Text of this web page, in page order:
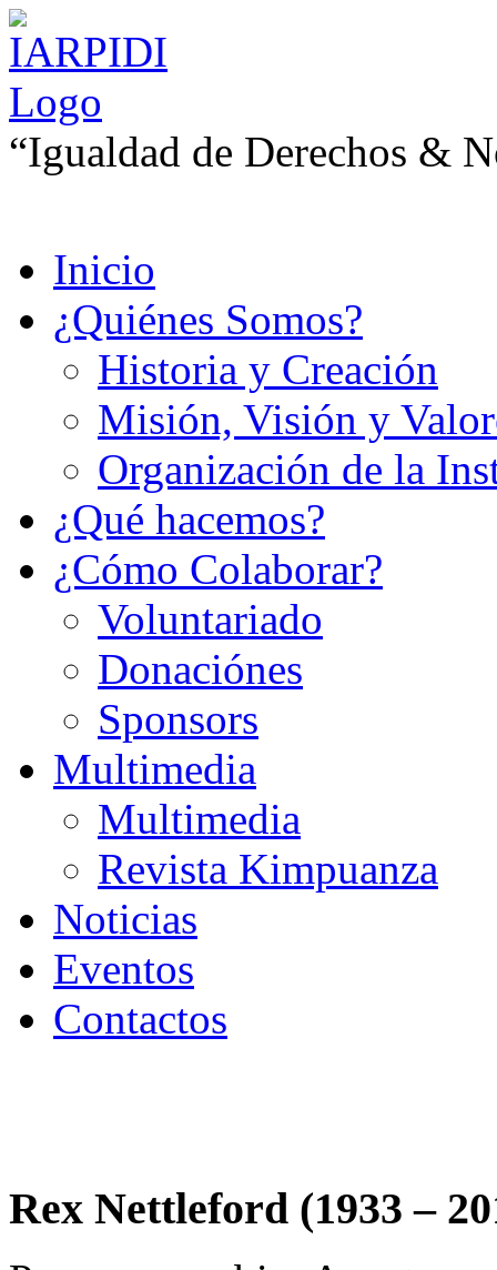
“Igualdad de Derechos &
Inicio
¿Quiénes Somos?
Historia y Creación
Misión, Visión y
Organización de la
¿Qué hacemos?
¿Cómo Colaborar?
Voluntariado
Donaciónes
Sponsors
Multimedia
Multimedia
Revista Kimpuanza
Noticias
Eventos
Contactos
Rex Nettleford (1933 –